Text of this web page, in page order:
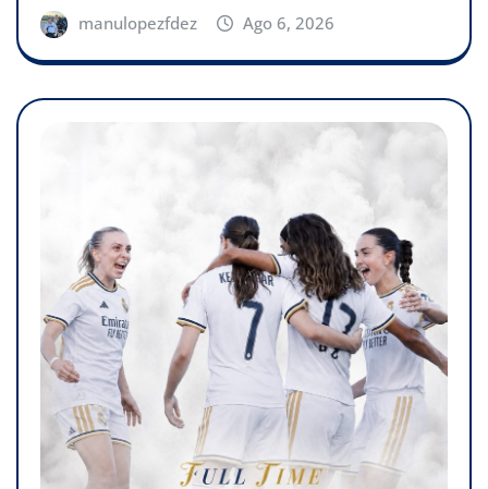
manulopezfdez Ago 6, 2026